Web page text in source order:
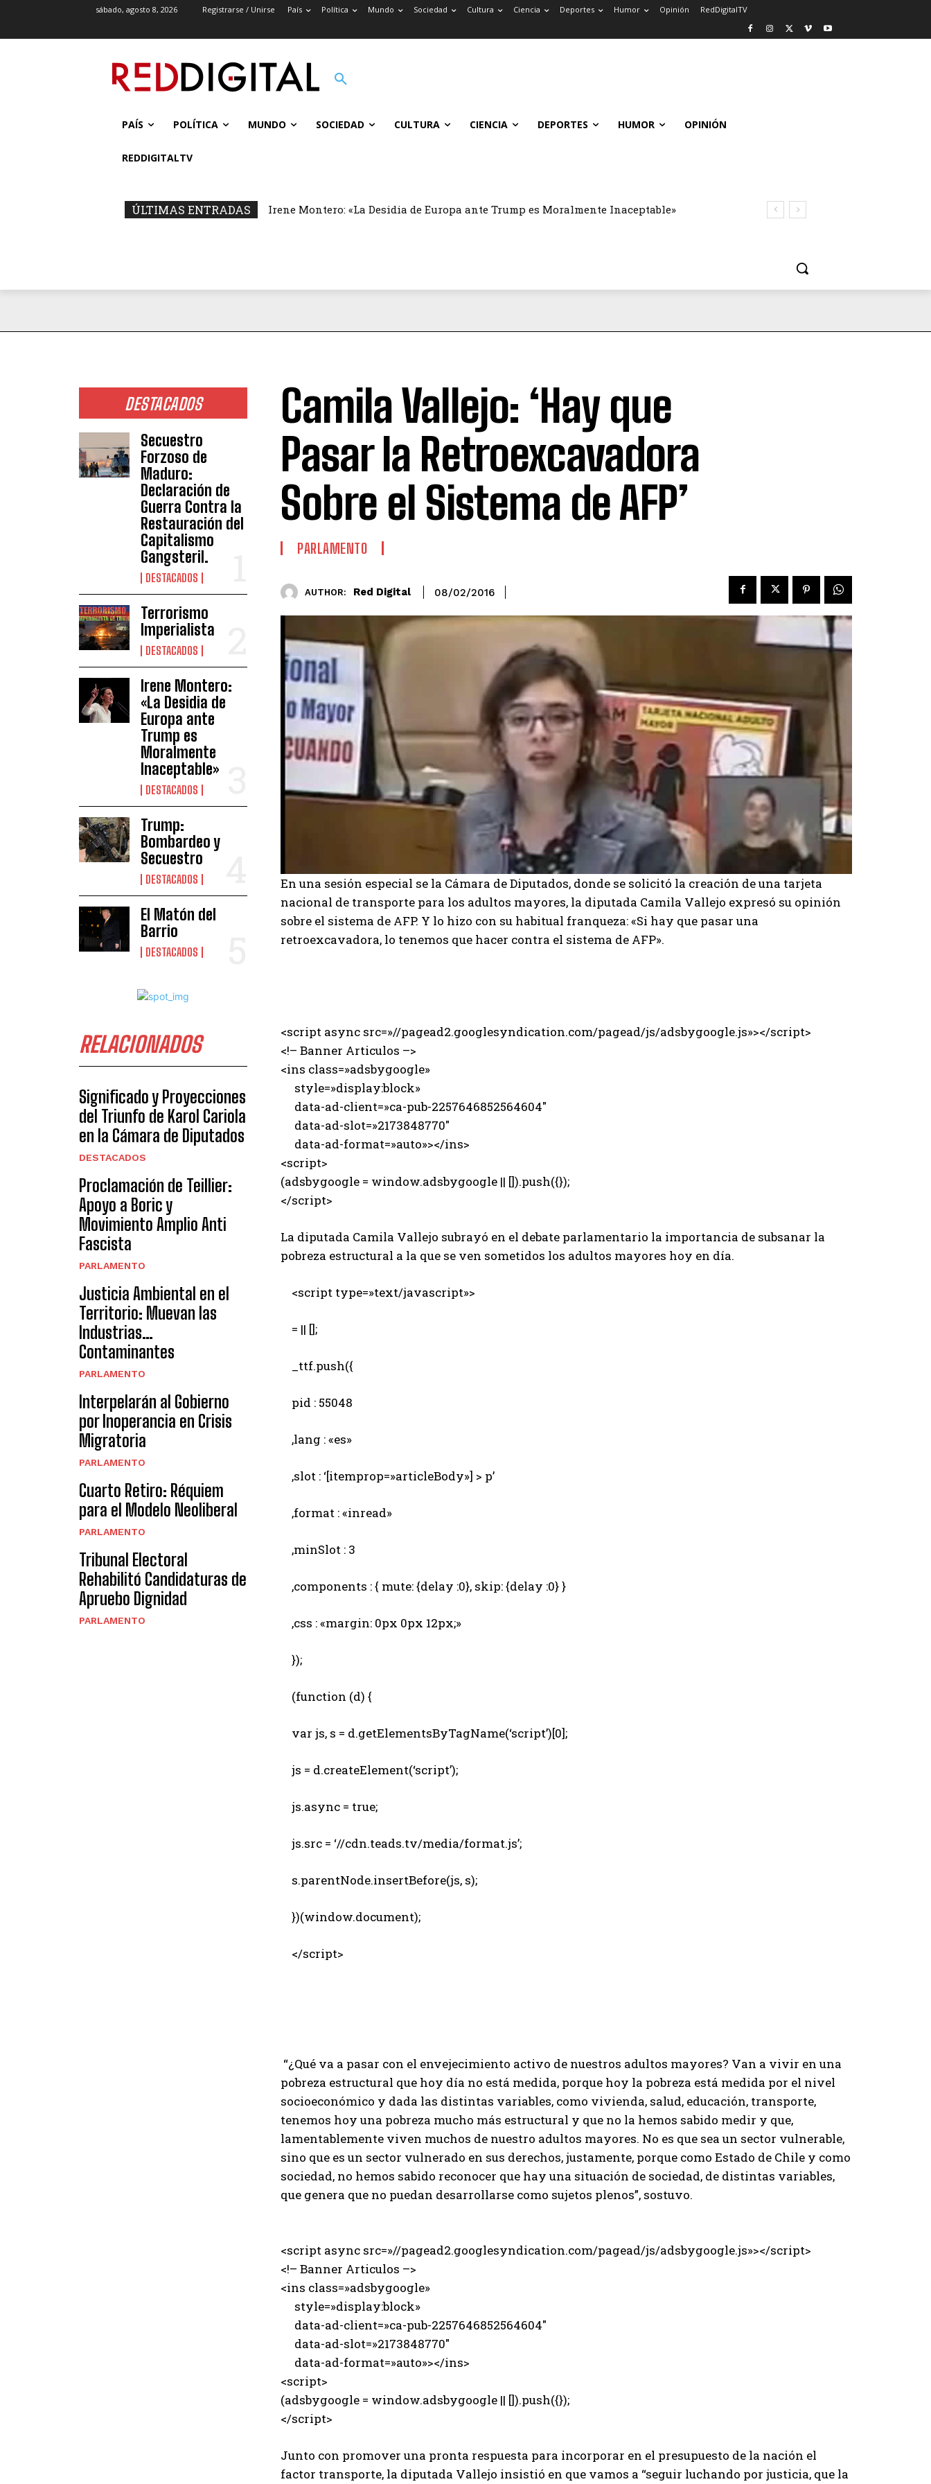
sábado, agosto 8, 2026 Registrarse / Unirse País Política Mundo Sociedad Cultura Ciencia Deportes Humor Opinión RedDigitalTV
PAÍS POLÍTICA MUNDO SOCIEDAD CULTURA CIENCIA DEPORTES HUMOR OPINIÓN
REDDIGITALTV
ÚLTIMAS ENTRADAS Irene Montero: «La Desidia de Europa ante Trump es Moralmente Inaceptable»
DESTACADOS
Secuestro
Forzoso de
Maduro:
Declaración de
Guerra Contra la
Restauración del
Capitalismo
Gangsteril.
DESTACADOS
Terrorismo
Imperialista
DESTACADOS
Irene Montero:
«La Desidia de
Europa ante
Trump es
Moralmente
Inaceptable»
DESTACADOS
Trump:
Bombardeo y
Secuestro
DESTACADOS
El Matón del
Barrio
DESTACADOS
RELACIONADOS
Significado y Proyecciones
del Triunfo de Karol Cariola
en la Cámara de Diputados
DESTACADOS
Proclamación de Teillier:
Apoyo a Boric y
Movimiento Amplio Anti
Fascista
PARLAMENTO
Justicia Ambiental en el
Territorio: Muevan las
Industrias…
Contaminantes
PARLAMENTO
Interpelarán al Gobierno
por Inoperancia en Crisis
Migratoria
PARLAMENTO
Cuarto Retiro: Réquiem
para el Modelo Neoliberal
PARLAMENTO
Tribunal Electoral
Rehabilitó Candidaturas de
Apruebo Dignidad
PARLAMENTO
Camila Vallejo: ‘Hay que
Pasar la Retroexcavadora
Sobre el Sistema de AFP’
PARLAMENTO
AUTHOR: Red Digital 08/02/2016
En una sesión especial se la Cámara de Diputados, donde se solicitó la creación de una tarjeta
nacional de transporte para los adultos mayores, la diputada Camila Vallejo expresó su opinión
sobre el sistema de AFP. Y lo hizo con su habitual franqueza: «Si hay que pasar una
retroexcavadora, lo tenemos que hacer contra el sistema de AFP».
<script async src=»//pagead2.googlesyndication.com/pagead/js/adsbygoogle.js»></script>
<!– Banner Articulos –>
<ins class=»adsbygoogle»
style=»display:block»
data-ad-client=»ca-pub-2257646852564604″
data-ad-slot=»2173848770″
data-ad-format=»auto»></ins>
<script>
(adsbygoogle = window.adsbygoogle || []).push({});
</script>
La diputada Camila Vallejo subrayó en el debate parlamentario la importancia de subsanar la
pobreza estructural a la que se ven sometidos los adultos mayores hoy en día.
<script type=»text/javascript»>
= || [];
_ttf.push({
pid : 55048
,lang : «es»
,slot : ‘[itemprop=»articleBody»] > p’
,format : «inread»
,minSlot : 3
,components : { mute: {delay :0}, skip: {delay :0} }
,css : «margin: 0px 0px 12px;»
});
(function (d) {
var js, s = d.getElementsByTagName(‘script’)[0];
js = d.createElement(‘script’);
js.async = true;
js.src = ‘//cdn.teads.tv/media/format.js’;
s.parentNode.insertBefore(js, s);
})(window.document);
</script>
“¿Qué va a pasar con el envejecimiento activo de nuestros adultos mayores? Van a vivir en una
pobreza estructural que hoy día no está medida, porque hoy la pobreza está medida por el nivel
socioeconómico y dada las distintas variables, como vivienda, salud, educación, transporte,
tenemos hoy una pobreza mucho más estructural y que no la hemos sabido medir y que,
lamentablemente viven muchos de nuestro adultos mayores. No es que sea un sector vulnerable,
sino que es un sector vulnerado en sus derechos, justamente, porque como Estado de Chile y como
sociedad, no hemos sabido reconocer que hay una situación de sociedad, de distintas variables,
que genera que no puedan desarrollarse como sujetos plenos”, sostuvo.
<script async src=»//pagead2.googlesyndication.com/pagead/js/adsbygoogle.js»></script>
<!– Banner Articulos –>
<ins class=»adsbygoogle»
style=»display:block»
data-ad-client=»ca-pub-2257646852564604″
data-ad-slot=»2173848770″
data-ad-format=»auto»></ins>
<script>
(adsbygoogle = window.adsbygoogle || []).push({});
</script>
Junto con promover una pronta respuesta para incorporar en el presupuesto de la nación el
factor transporte, la diputada Vallejo insistió en que vamos a “seguir luchando por justicia, que la